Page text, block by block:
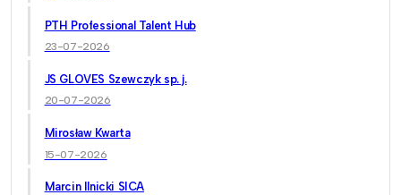
PTH Professional Talent Hub
23-07-2026
JS GLOVES Szewczyk sp. j.
20-07-2026
Mirosław Kwarta
15-07-2026
Marcin Ilnicki SICA